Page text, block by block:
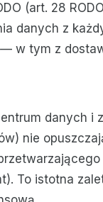
(art. 28
danych z
w tym z
danych i
nie
To istotna